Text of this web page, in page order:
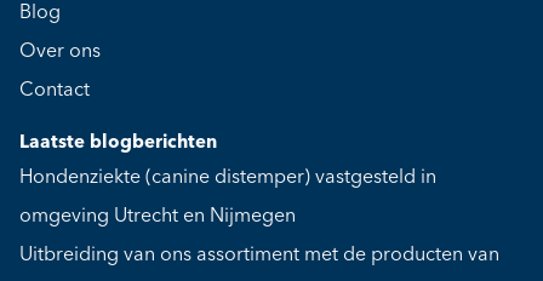
Blog
Over ons
Contact
Laatste blogberichten
Hondenziekte (canine distemper) vastgesteld in
omgeving Utrecht en Nijmegen
Uitbreiding van ons assortiment met de producten van